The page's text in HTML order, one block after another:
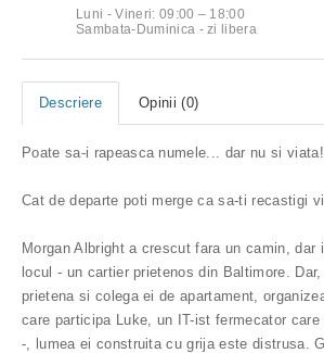
Luni - Vineri: 09:00 – 18:00
Sambata-Duminica - zi libera
Descriere Opinii (0)
Poate sa-i rapeasca numele... dar nu si viata!
Cat de departe poti merge ca sa-ti recastigi
Morgan Albright a crescut fara un camin,
locul - un cartier prietenos din Baltimore. Dar,
prietena si colega ei de apartament,
care participa Luke, un IT-ist fermecator
-, lumea ei construita cu grija este distrusa.